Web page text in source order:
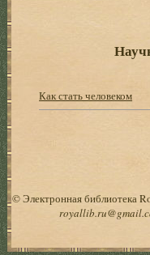
Как стать человеком
© Электронная библиотека